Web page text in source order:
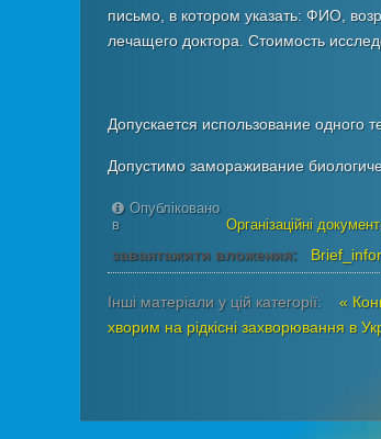
письмо, в котором указать: ФИО,
лечащего доктора. Стоимость
Допускается использование одного
Допустимо замораживание
Опубліковано
в
Організаційні
завантажити вложения:
Інші матеріали у цій категорії:
«
хворим на рідкісні захворювання в